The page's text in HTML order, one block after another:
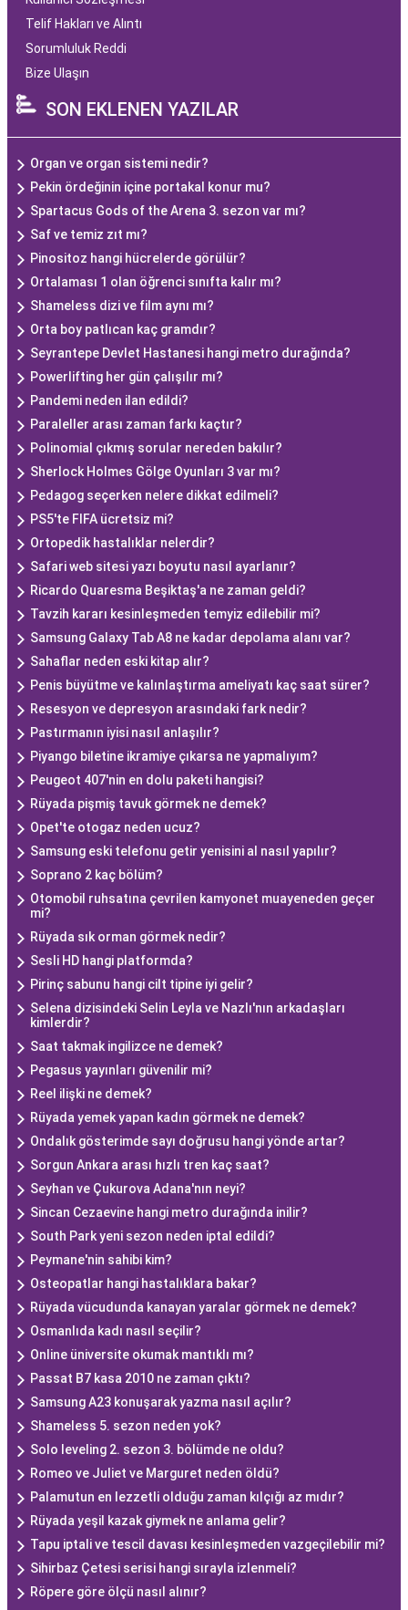
Telif Hakları ve Alıntı
Sorumluluk Reddi
Bize Ulaşın
SON EKLENEN YAZILAR
Organ ve organ sistemi nedir?
Pekin ördeğinin içine portakal konur mu?
Spartacus Gods of the Arena 3. sezon var mı?
Saf ve temiz zıt mı?
Pinositoz hangi hücrelerde görülür?
Ortalaması 1 olan öğrenci sınıfta kalır mı?
Shameless dizi ve film aynı mı?
Orta boy patlıcan kaç gramdır?
Seyrantepe Devlet Hastanesi hangi metro durağında?
Powerlifting her gün çalışılır mı?
Pandemi neden ilan edildi?
Paraleller arası zaman farkı kaçtır?
Polinomial çıkmış sorular nereden bakılır?
Sherlock Holmes Gölge Oyunları 3 var mı?
Pedagog seçerken nelere dikkat edilmeli?
PS5'te FIFA ücretsiz mi?
Ortopedik hastalıklar nelerdir?
Safari web sitesi yazı boyutu nasıl ayarlanır?
Ricardo Quaresma Beşiktaş'a ne zaman geldi?
Tavzih kararı kesinleşmeden temyiz edilebilir mi?
Samsung Galaxy Tab A8 ne kadar depolama alanı var?
Sahaflar neden eski kitap alır?
Penis büyütme ve kalınlaştırma ameliyatı kaç saat sürer?
Resesyon ve depresyon arasındaki fark nedir?
Pastırmanın iyisi nasıl anlaşılır?
Piyango biletine ikramiye çıkarsa ne yapmalıyım?
Peugeot 407'nin en dolu paketi hangisi?
Rüyada pişmiş tavuk görmek ne demek?
Opet'te otogaz neden ucuz?
Samsung eski telefonu getir yenisini al nasıl yapılır?
Soprano 2 kaç bölüm?
Otomobil ruhsatına çevrilen kamyonet muayeneden geçer
mi?
Rüyada sık orman görmek nedir?
Sesli HD hangi platformda?
Pirinç sabunu hangi cilt tipine iyi gelir?
Selena dizisindeki Selin Leyla ve Nazlı'nın arkadaşları
kimlerdir?
Saat takmak ingilizce ne demek?
Pegasus yayınları güvenilir mi?
Reel ilişki ne demek?
Rüyada yemek yapan kadın görmek ne demek?
Ondalık gösterimde sayı doğrusu hangi yönde artar?
Sorgun Ankara arası hızlı tren kaç saat?
Seyhan ve Çukurova Adana'nın neyi?
Sincan Cezaevine hangi metro durağında inilir?
South Park yeni sezon neden iptal edildi?
Peymane'nin sahibi kim?
Osteopatlar hangi hastalıklara bakar?
Rüyada vücudunda kanayan yaralar görmek ne demek?
Osmanlıda kadı nasıl seçilir?
Online üniversite okumak mantıklı mı?
Passat B7 kasa 2010 ne zaman çıktı?
Samsung A23 konuşarak yazma nasıl açılır?
Shameless 5. sezon neden yok?
Solo leveling 2. sezon 3. bölümde ne oldu?
Romeo ve Juliet ve Marguret neden öldü?
Palamutun en lezzetli olduğu zaman kılçığı az mıdır?
Rüyada yeşil kazak giymek ne anlama gelir?
Tapu iptali ve tescil davası kesinleşmeden vazgeçilebilir mi?
Sihirbaz Çetesi serisi hangi sırayla izlenmeli?
Röpere göre ölçü nasıl alınır?